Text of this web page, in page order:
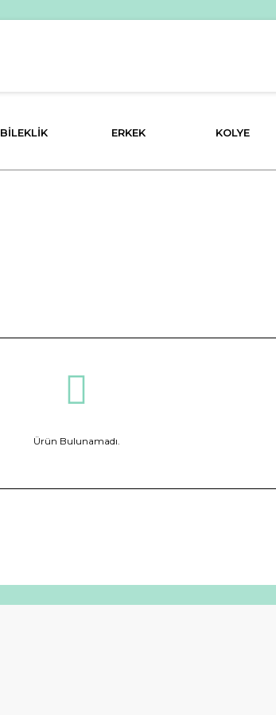
BILEKLIK ERKEK KOLYE
Ürün Bulunamadı.